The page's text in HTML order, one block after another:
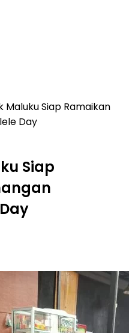
Maluku Siap Ramaikan
Day
Siap